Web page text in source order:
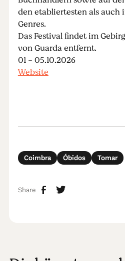
den etabliertesten als auch
Genres.
Das Festival findet im
von Guarda entfernt.
01 - 05.10.2026
Website
Coimbra Óbidos Tomar
Share